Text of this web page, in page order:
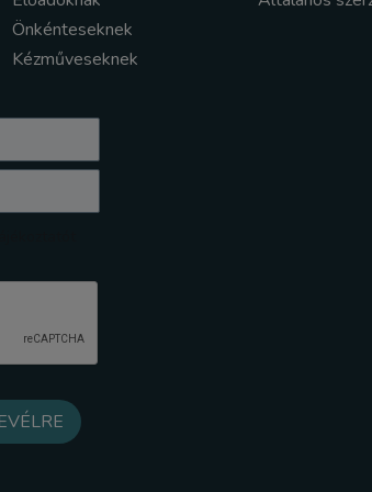
Önkénteseknek
Kézműveseknek